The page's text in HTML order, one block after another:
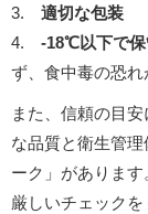
3. 適切な包装
4. -18℃以下で
ず、食中毒の恐れ
また、信頼の目
な品質と衛生管
ーク」があります
厳しいチェック